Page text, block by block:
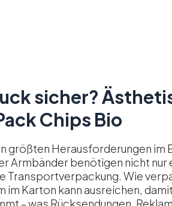
sicher?
Chips Bio
größten Herausforderungen im
Armbänder benötigen nicht nur
Transportverpackung. Wie
im Karton kann ausreichen,
– was Rücksendungen,